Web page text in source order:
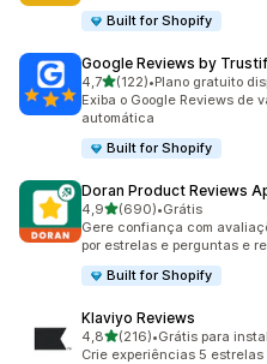
Built for Shopify
Google Reviews by
4,7de 5 estrelas
(122)
122 avaliações ao todo
•Plano gratuito
Exiba o Google Reviews de
automática
Built for Shopify
Doran Product Reviews
4,9de 5 estrelas
(690)
690 avaliações ao todo
•Grátis
Gere confiança com
por estrelas e perguntas e
Built for Shopify
Klaviyo Reviews
4,8de 5 estrelas
(216)
216 avaliações ao todo
•Grátis para
Crie experiências 5